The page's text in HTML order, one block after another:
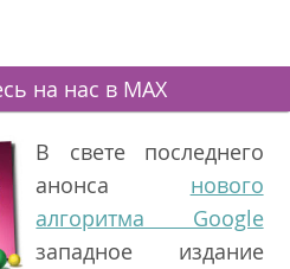
на нас в MAX
В свете последнего
анонса нового
алгоритма Google
западное издание